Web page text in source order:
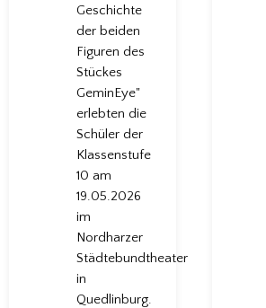
Geschichte
der beiden
Figuren des
Stückes
GeminEye"
erlebten die
Schüler der
Klassenstufe
10 am
19.05.2026
im
Nordharzer
Städtebundtheater
in
Quedlinburg.